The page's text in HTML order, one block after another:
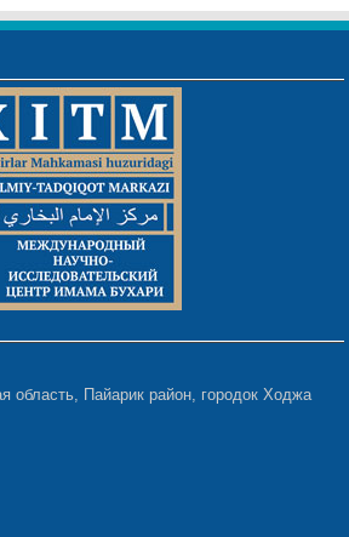
область, Пайарик район, городок Ходжа